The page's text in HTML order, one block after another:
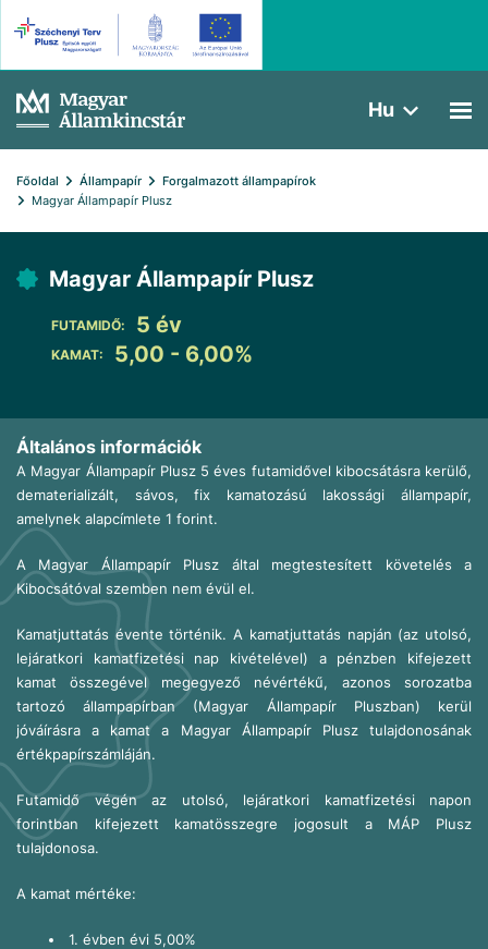
Hu
Főoldal Állampapír
Forgalmazott állampapírok
Magyar Állampapír Plusz
Magyar Állampapír Plusz
FUTAMIDŐ: 5 év
KAMAT: 5,00 - 6,00%
Általános információk
A Magyar Állampapír Plusz 5 éves futamidővel kibocsátásra kerülő,
dematerializált, sávos, fix kamatozású lakossági állampapír,
amelynek alapcímlete 1 forint.
A Magyar Állampapír Plusz által megtestesített követelés a
Kibocsátóval szemben nem évül el.
Kamatjuttatás évente történik. A kamatjuttatás napján (az utolsó,
lejáratkori kamatfizetési nap kivételével) a pénzben kifejezett
kamat összegével megegyező névértékű, azonos sorozatba
tartozó állampapírban (Magyar Állampapír Pluszban) kerül
jóváírásra a kamat a Magyar Állampapír Plusz tulajdonosának
értékpapírszámláján.
Futamidő végén az utolsó, lejáratkori kamatfizetési napon
forintban kifejezett kamatösszegre jogosult a MÁP Plusz
tulajdonosa.
A kamat mértéke:
1. évben évi 5,00%